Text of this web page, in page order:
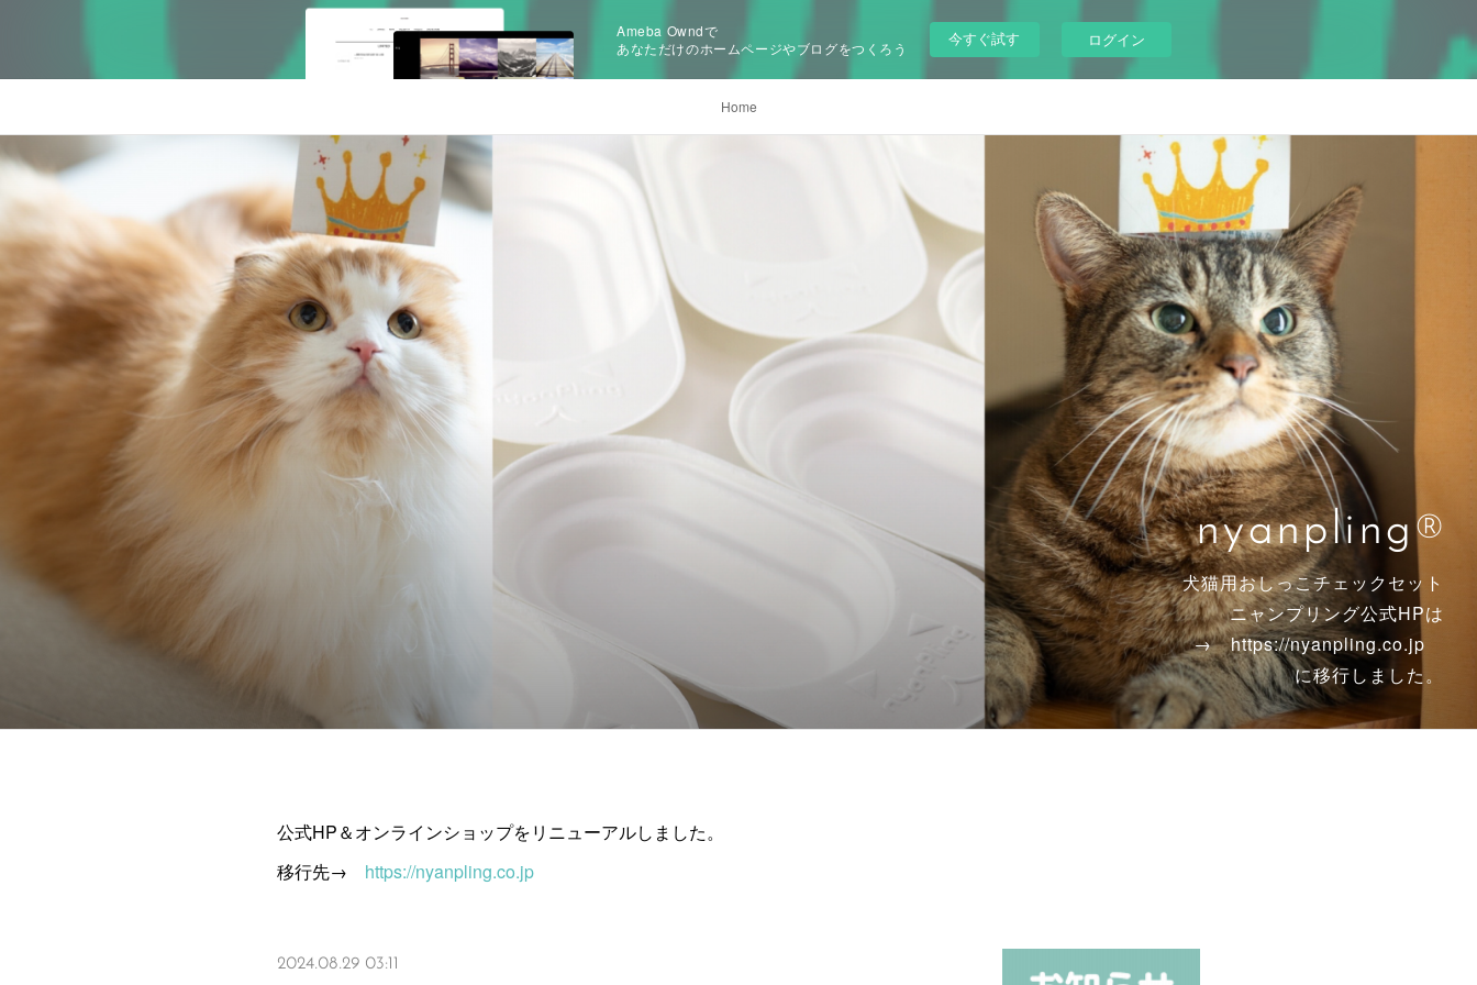
Ameba Owndで
あなただけのホームページやブログをつくろう
今すぐ試す ログイン
Home
nyanpling®
犬猫用おしっこチェックセット
ニャンプリング公式HPは
→ https://nyanpling.co.jp
に移行しました。
公式HP＆オンラインショップをリニューアルしました。
移行先→ https://nyanpling.co.jp
2024.08.29 03:11